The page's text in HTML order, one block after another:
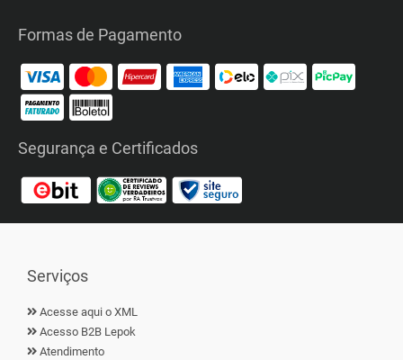
Formas de Pagamento
Segurança e Certificados
Serviços
Acesse aqui o XML
Acesso B2B Lepok
Atendimento